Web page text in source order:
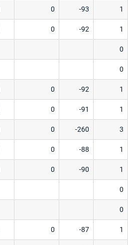
0 -93 1
0 -92 1
0
0
0 -92 1
0 -91 1
0 -260 3
0 -88 1
0 -90 1
0
0
0 -87 1